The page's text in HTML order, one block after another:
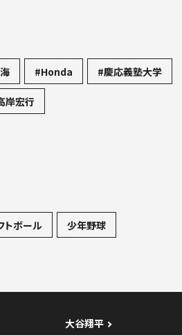
#Honda #慶応義塾大学
岸宏行
トボール 少年野球
大谷翔平